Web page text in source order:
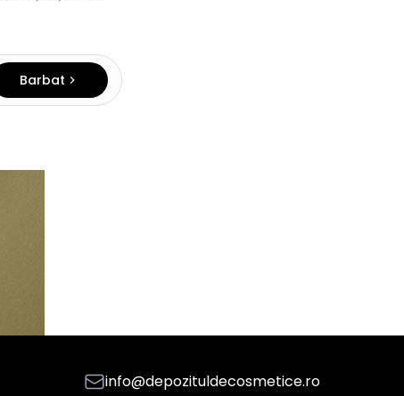
Barbat
info@depozituldecosmetice.ro